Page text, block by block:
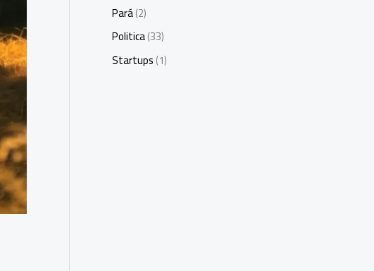
Pará(2)
Politica(33)
Startups(1)